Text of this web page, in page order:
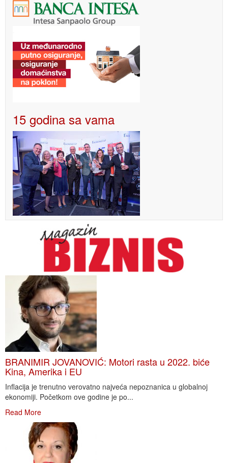
15 godina sa vama
BRANIMIR JOVANOVIĆ: Motori rasta u 2022. biće
Kina, Amerika i EU
Inflacija je trenutno verovatno najveća nepoznanica u globalnoj
ekonomiji. Početkom ove godine je po...
Read More